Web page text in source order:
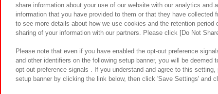
食品のご
share information about your use of our website with our analytics and
information that you have provided to them or that they have
to see more details about how we use cookies and the retention
sharing of your information with our partners. Please click [Do Not
Please note that even if you have enabled the opt-out preference
and other identifiers on the following setup banner, you will be
opt-out preference signals . If you understand and agree to this
setup banner by clicking the link below, then click 'Save Settings' and